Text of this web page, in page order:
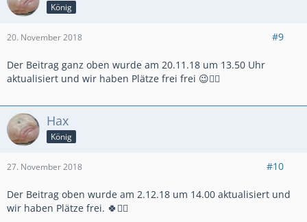
König
20. November 2018 #9
Der Beitrag ganz oben wurde am 20.11.18 um 13.50 Uhr
aktualisiert und wir haben Plätze frei frei 😉👍🏻
Hax
König
27. November 2018 #10
Der Beitrag oben wurde am 2.12.18 um 14.00 aktualisiert und
wir haben Plätze frei. 🍀✌🏻